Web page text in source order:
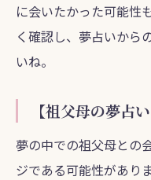
に会いたかった可能性
く確認し、夢占いから
いね。
【祖父母の夢占
夢の中での祖父母との
ジである可能性があり